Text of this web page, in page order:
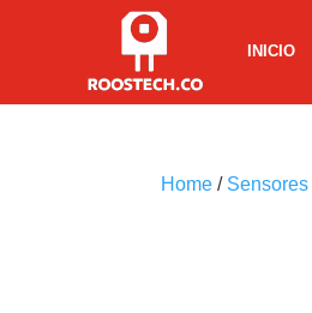
INICIO
Home / Sensores